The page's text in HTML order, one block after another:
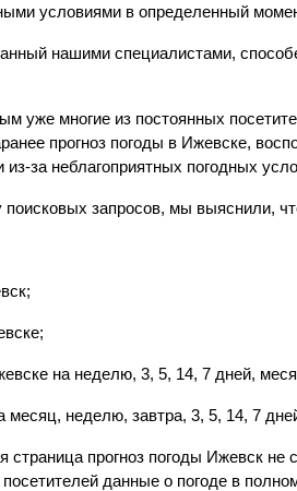
условиями в определенный
нашими специалистами,
уже многие из постоянных
прогноз погоды в Ижевске,
из-за неблагоприятных погодных
поисковых запросов, мы выяснили,
на неделю, 3, 5, 14, 7 дней,
месяц, неделю, завтра, 3, 5, 14, 7
прогноз погоды Ижевск
данные о погоде в